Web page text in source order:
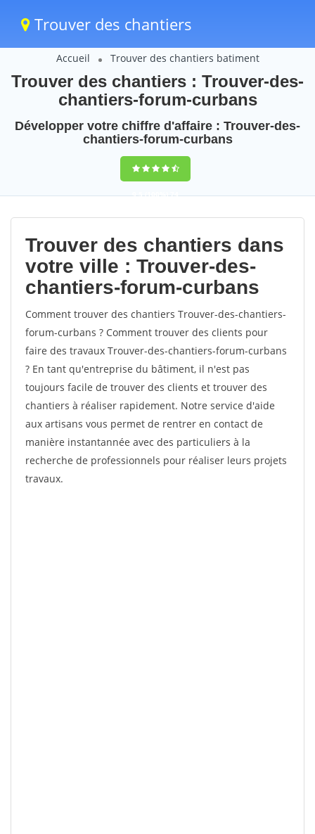
Trouver des chantiers
Accueil Trouver des chantiers batiment
Trouver des chantiers : Trouver-des-
chantiers-forum-curbans
Développer votre chiffre d'affaire : Trouver-des-
chantiers-forum-curbans
9,5(100%)74
votes
Trouver des chantiers dans
votre ville : Trouver-des-
chantiers-forum-curbans
Comment trouver des chantiers Trouver-des-chantiers-
forum-curbans ? Comment trouver des clients pour
faire des travaux Trouver-des-chantiers-forum-curbans
? En tant qu'entreprise du bâtiment, il n'est pas
toujours facile de trouver des clients et trouver des
chantiers à réaliser rapidement. Notre service d'aide
aux artisans vous permet de rentrer en contact de
manière instantannée avec des particuliers à la
recherche de professionnels pour réaliser leurs projets
travaux.